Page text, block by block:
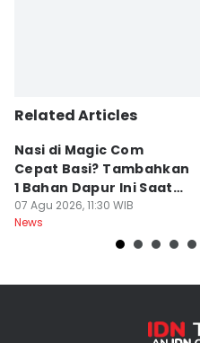
Related Articles
Nasi di Magic Com
Cepat Basi? Tambahkan
1 Bahan Dapur Ini Saat
Menanak, Awet 2 Hari
07 Agu 2026, 11:30 WIB
News